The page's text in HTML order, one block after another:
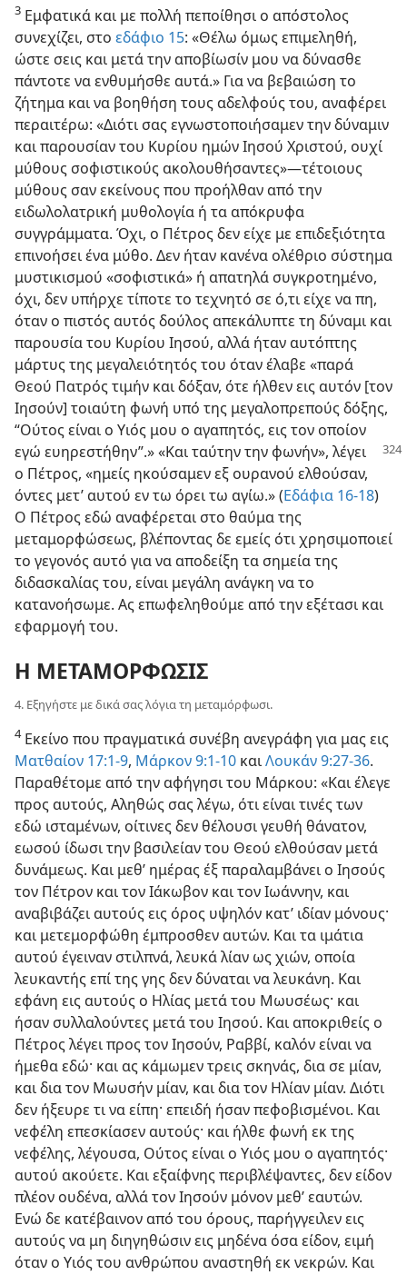
3 Εμφατικά και με πολλή πεποίθησι ο απόστολος
συνεχίζει, στο εδάφιο 15: «Θέλω όμως επιμεληθή,
ώστε σεις και μετά την αποβίωσίν μου να δύνασθε
πάντοτε να ενθυμήσθε αυτά.» Για να βεβαιώση το
ζήτημα και να βοηθήση τους αδελφούς του, αναφέρει
περαιτέρω: «Διότι σας εγνωστοποιήσαμεν την δύναμιν
και παρουσίαν του Κυρίου ημών Ιησού Χριστού, ουχί
μύθους σοφιστικούς ακολουθήσαντες»—τέτοιους
μύθους σαν εκείνους που προήλθαν από την
ειδωλολατρική μυθολογία ή τα απόκρυφα
συγγράμματα. Όχι, ο Πέτρος δεν είχε με επιδεξιότητα
επινοήσει ένα μύθο. Δεν ήταν κανένα ολέθριο σύστημα
μυστικισμού «σοφιστικά» ή απατηλά συγκροτημένο,
όχι, δεν υπήρχε τίποτε το τεχνητό σε ό,τι είχε να πη,
όταν ο πιστός αυτός δούλος απεκάλυπτε τη δύναμι και
παρουσία του Κυρίου Ιησού, αλλά ήταν αυτόπτης
μάρτυς της μεγαλειότητός του όταν έλαβε «παρά
Θεού Πατρός τιμήν και δόξαν, ότε ήλθεν εις αυτόν [τον
Ιησούν] τοιαύτη φωνή υπό της μεγαλοπρεπούς δόξης,
“Ούτος είναι ο Υιός μου ο αγαπητός, εις τον οποίον
εγώ ευηρεστήθην”.»«Και ταύτην την φωνήν», λέγει
ο Πέτρος, «ημείς ηκούσαμεν εξ ουρανού ελθούσαν,
όντες μετ’ αυτού εν τω όρει τω αγίω.» (Εδάφια 16-18)
Ο Πέτρος εδώ αναφέρεται στο θαύμα της
μεταμορφώσεως, βλέποντας δε εμείς ότι χρησιμοποιεί
το γεγονός αυτό για να αποδείξη τα σημεία της
διδασκαλίας του, είναι μεγάλη ανάγκη να το
κατανοήσωμε. Ας επωφεληθούμε από την εξέτασι και
εφαρμογή του.
Η ΜΕΤΑΜΟΡΦΩΣΙΣ
4. Εξηγήστε με δικά σας λόγια τη μεταμόρφωσι.
4Εκείνο που πραγματικά συνέβη ανεγράφη για μας εις
Ματθαίον 17:1-9, Μάρκον 9:1-10 καιΛουκάν 9:27-36.
Παραθέτομε από την αφήγησι του Μάρκου: «Και έλεγε
προς αυτούς, Αληθώς σας λέγω, ότι είναι τινές των
εδώ ισταμένων, οίτινες δεν θέλουσι γευθή θάνατον,
εωσού ίδωσι την βασιλείαν του Θεού ελθούσαν μετά
δυνάμεως. Και μεθ’ ημέρας έξ παραλαμβάνει ο Ιησούς
τον Πέτρον και τον Ιάκωβον και τον Ιωάννην, και
αναβιβάζει αυτούς εις όρος υψηλόν κατ’ ιδίαν μόνους·
και μετεμορφώθη έμπροσθεν αυτών. Και τα ιμάτια
αυτού έγειναν στιλπνά, λευκά λίαν ως χιών, οποία
λευκαντής επί της γης δεν δύναται να λευκάνη. Και
εφάνη εις αυτούς ο Ηλίας μετά του Μωυσέως· και
ήσαν συλλαλούντες μετά του Ιησού. Και αποκριθείς ο
Πέτρος λέγει προς τον Ιησούν, Ραββί, καλόν είναι να
ήμεθα εδώ· και ας κάμωμεν τρεις σκηνάς, δια σε μίαν,
και δια τον Μωυσήν μίαν, και δια τον Ηλίαν μίαν. Διότι
δεν ήξευρε τι να είπη· επειδή ήσαν πεφοβισμένοι. Και
νεφέλη επεσκίασεν αυτούς· και ήλθε φωνή εκ της
νεφέλης, λέγουσα, Ούτος είναι ο Υιός μου ο αγαπητός·
αυτού ακούετε. Και εξαίφνης περιβλέψαντες, δεν είδον
πλέον ουδένα, αλλά τον Ιησούν μόνον μεθ’ εαυτών.
Ενώ δε κατέβαινον από του όρους, παρήγγειλεν εις
αυτούς να μη διηγηθώσιν εις μηδένα όσα είδον, ειμή
όταν ο Υιός του ανθρώπου αναστηθή εκ νεκρών. Και